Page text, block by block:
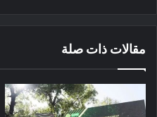
مقالات ذات صلة